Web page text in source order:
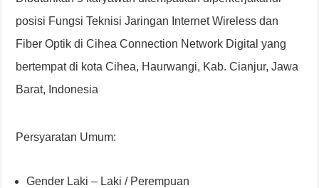
posisi Fungsi Teknisi Jaringan Internet Wireless dan
Fiber Optik di Cihea Connection Network Digital yang
bertempat di kota Cihea, Haurwangi, Kab. Cianjur, Jawa
Barat, Indonesia
Persyaratan Umum:
Gender Laki – Laki / Perempuan